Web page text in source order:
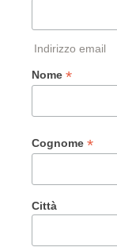
Indirizzo email
Nome *
Cognome *
Città